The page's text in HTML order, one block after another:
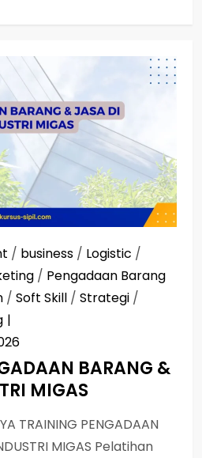
/ business / Logistic /
/ Pengadaan Barang
/ Soft Skill / Strategi /
BARANG &
MIGAS
TRAINING PENGADAAN
MIGAS Pelatihan